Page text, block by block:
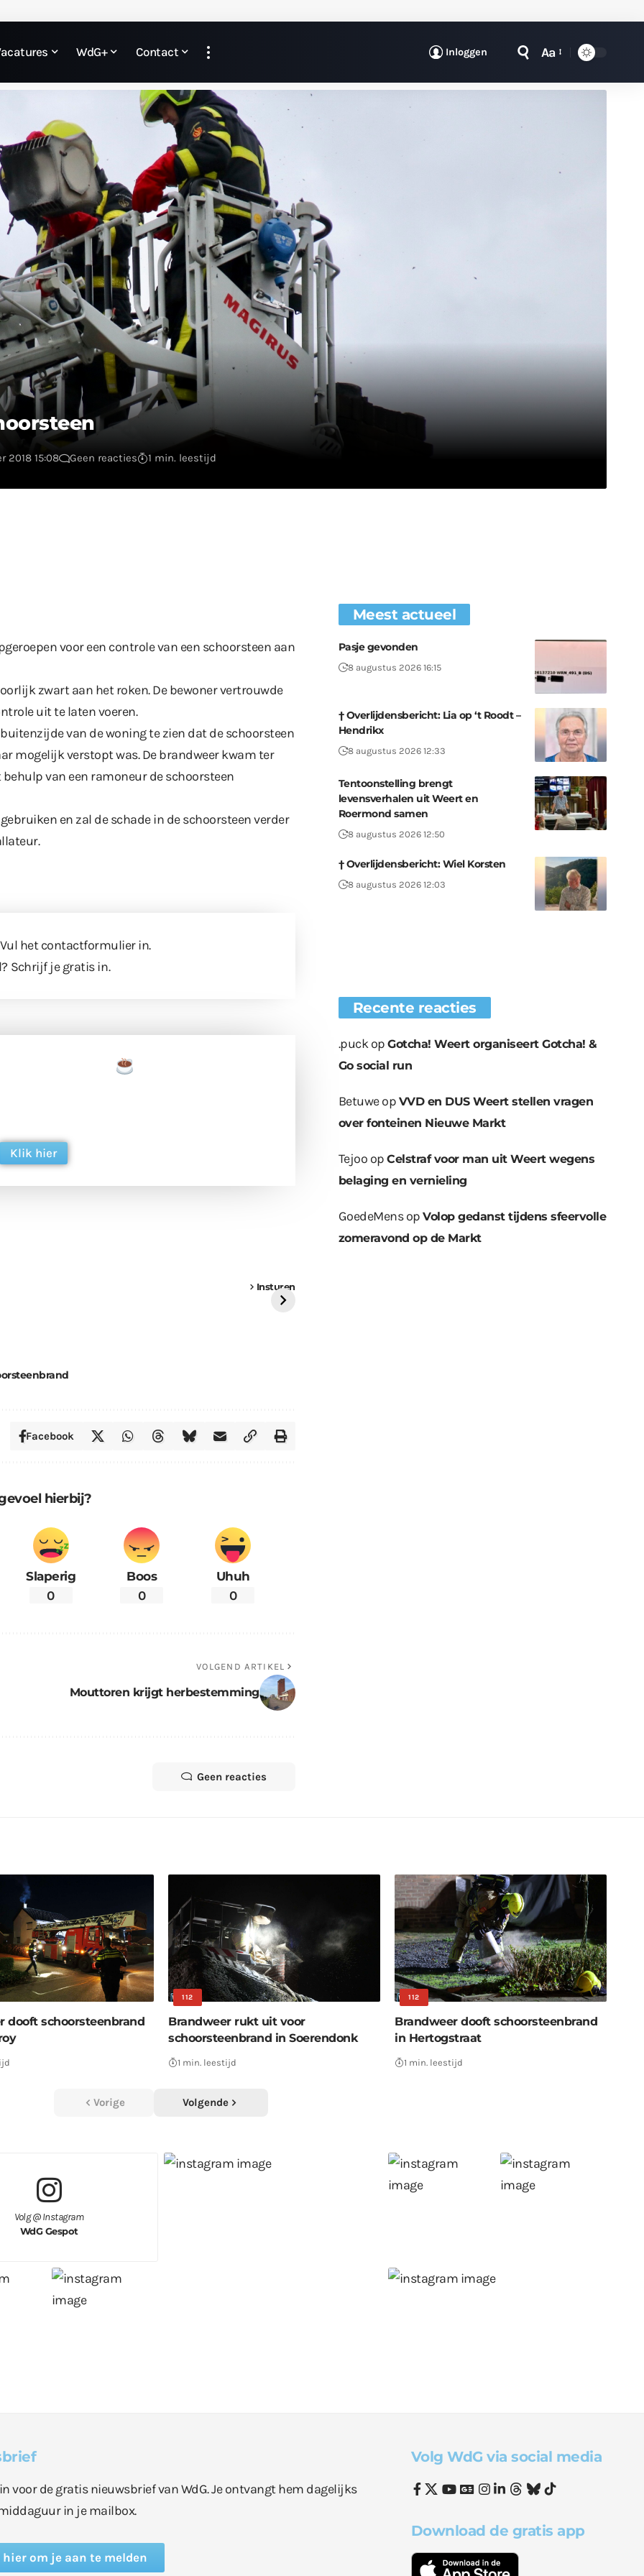
WdG+ Contact Inloggen Aa
2018 15:08 Geen reacties 1 min. leestijd
voor een controle van een schoorsteen aan
zwart aan het roken. De bewoner vertrouwde
uit te laten voeren.
van de woning te zien dat de schoorsteen
mogelijk verstopt was. De brandweer kwam ter
van een ramoneur de schoorsteen
en zal de schade in de schoorsteen verder
het contactformulierin.
Schrijf je gratis in.
Klik hier
Insturen
Facebook
hierbij?
Slaperig
0
Boos
0
Uhuh
0
VOLGEND ARTIKEL
Mouttoren krijgt herbestemming
Geen reacties
Meest actueel
Pasje gevonden
8 augustus 2026 16:15
† Overlijdensbericht: Lia op ‘t Roodt –
Hendrikx
8 augustus 2026 12:33
Tentoonstelling brengt
levensverhalen uit Weert en
Roermond samen
8 augustus 2026 12:50
† Overlijdensbericht: Wiel Korsten
8 augustus 2026 12:03
Recente reacties
.puckopGotcha! Weert organiseert Gotcha! &
Go social run
Betuweop VVD en DUS Weert stellen vragen
over fonteinen Nieuwe Markt
Tejoo opCelstraf voor man uit Weert wegens
belaging en vernieling
GoedeMensopVolop gedanst tijdens sfeervolle
zomeravond op de Markt
dooft schoorsteenbrand
112
Brandweer rukt uit voor
schoorsteenbrand in Soerendonk
1 min. leestijd
112
Brandweer dooft schoorsteenbrand
in Hertogstraat
1 min. leestijd
Vorige Volgende
Volg @ Instagram
WdG Gespot
voor de gratis nieuwsbrief van WdG. Je ontvangt hem dagelijks
in je mailbox.
om je aan te melden
Volg WdG via social media
Download de gratis app